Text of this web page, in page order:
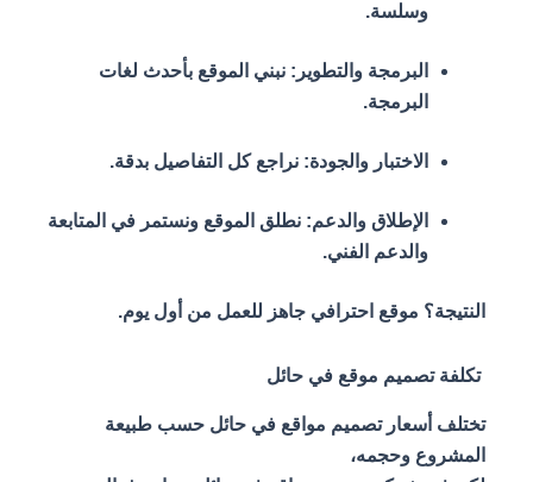
وسلسة.
البرمجة والتطوير: نبني الموقع بأحدث لغات
البرمجة.
الاختبار والجودة: نراجع كل التفاصيل بدقة.
الإطلاق والدعم: نطلق الموقع ونستمر في المتابعة
والدعم الفني.
النتيجة؟ موقع احترافي جاهز للعمل من أول يوم.
تكلفة تصميم موقع في حائل
تختلف أسعار تصميم مواقع في حائل حسب طبيعة
المشروع وحجمه،